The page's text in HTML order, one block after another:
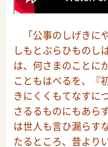
「公事のしげきに
しもとぶらひものし
は、何さまのことに
こともはべるを、『
きにくくもてなすに
さるるものにもあら
は世人も言ひ漏らす
たるところ、昔より